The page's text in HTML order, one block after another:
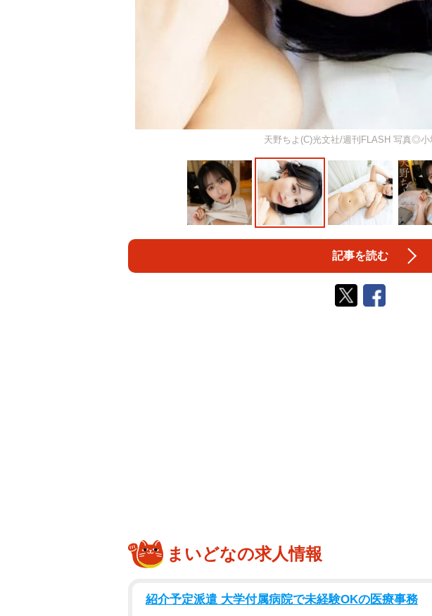
天野ちよ(C)光文社/週刊FLASH 写真◎小
記事を読む
まいどなの求人情報
紹介予定派遣 大学付属病院で未経験OKの医療事務